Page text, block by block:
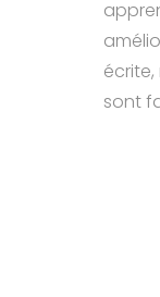
écrite,
sont